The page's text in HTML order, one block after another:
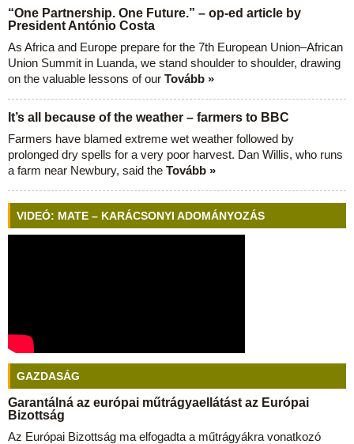
“One Partnership. One Future.” – op-ed article by
President António Costa
As Africa and Europe prepare for the 7th European Union–African
Union Summit in Luanda, we stand shoulder to shoulder, drawing
on the valuable lessons of our Tovább »
It’s all because of the weather – farmers to BBC
Farmers have blamed extreme wet weather followed by
prolonged dry spells for a very poor harvest. Dan Willis, who runs
a farm near Newbury, said the Tovább »
VIDEÓ: MATE – KARÁCSONYI ADOMÁNYOZÁS
GAZDASÁG
Garantálná az európai műtrágyaellátást az Európai
Bizottság
Az Európai Bizottság ma elfogadta a műtrágyákra vonatkozó